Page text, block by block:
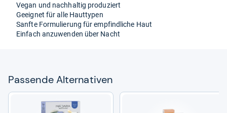
Vegan und nach­hal­tig pro­du­ziert
Geeig­net für alle Haut­ty­pen
Sanfte For­mu­lie­rung für emp­find­li­che Haut
Ein­fach anzu­wen­den über Nacht
Pas­sende Alter­na­ti­ven